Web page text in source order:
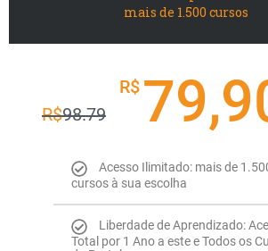
mais de 1.500 cursos
R$98.79
R$
Acesso Ilimitado: mais de
cursos à sua escolha
Liberdade de Aprendizado:
Total por 1 Ano a este e Todos os